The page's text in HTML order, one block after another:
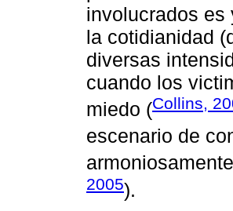
involucrados es
la cotidianidad
diversas
cuando los
miedo (Collins,
escenario de
2005).